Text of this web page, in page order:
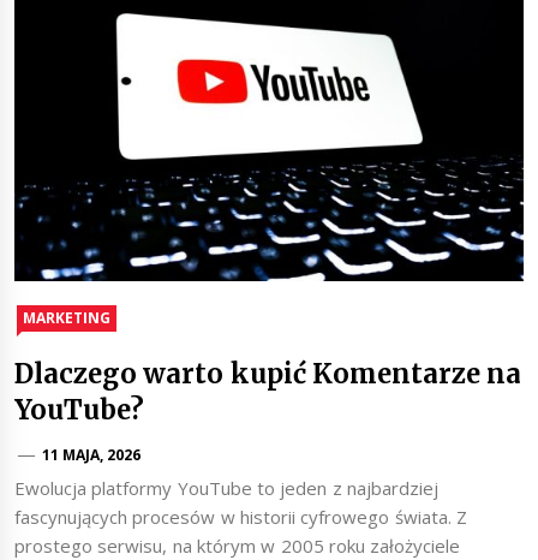
MARKETING
Dlaczego warto kupić Komentarze na
YouTube?
11 MAJA, 2026
Ewolucja platformy YouTube to jeden z najbardziej
fascynujących procesów w historii cyfrowego świata. Z
prostego serwisu, na którym w 2005 roku założyciele